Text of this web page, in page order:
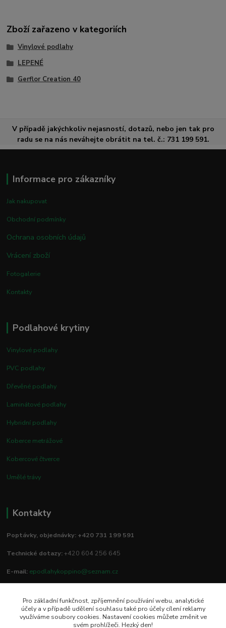
Zboží zařazeno v kategoriích
Vinylové podlahy
LEPENÉ
Gerflor Creation 40
V případě jakýchkoliv nejasností, dotazů, nebo jen tak pro
radu se na nás neváhejte obrátit na tel. č.: 731 199 591.
Informace pro zákazníky
Jak nakupovat
Obchodní podmínky
Ochrana osobních údajů
Vrácení zboží
Fotogalerie
Kontakty
Podlahové krytiny
Vinylové podlahy
PVC podlahy
Dřevěné podlahy
Laminátové podlahy
Hybridní podlahy
Koberce metrážové
Kobercové čtverce
Umělé trávy
Kontakty
Poptávky, objednávky: +420 731 199 591
Technické dotazy:+420 604 256 645
E-mail: epodlahykoppino@seznam.cz
Prodejna/vzorkovna:
Studio Podlah
Pro základní funkčnost, zpříjemnění používání webu, analytické
účely a v případě udělení souhlasu také pro účely cílení reklamy
využíváme soubory cookies. Nastavení cookies můžete změnit ve
svém prohlížeči. Hezký den!